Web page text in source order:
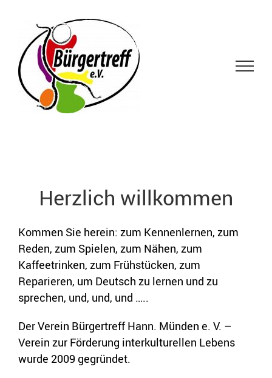
springen
Herzlich willkommen
Kommen Sie herein: zum Kennenlernen, zum
Reden, zum Spielen, zum Nähen, zum
Kaffeetrinken, zum Frühstücken, zum
Reparieren, um Deutsch zu lernen und zu
sprechen, und, und, und …..
Der Verein Bürgertreff Hann. Münden e. V. –
Verein zur Förderung interkulturellen Lebens
wurde 2009 gegründet.